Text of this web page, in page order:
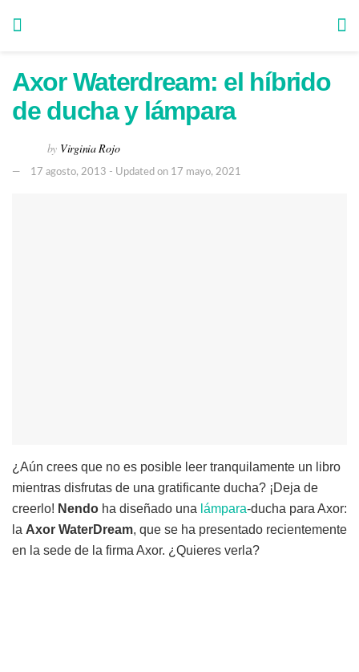
Axor Waterdream: el híbrido
de ducha y lámpara
by Virginia Rojo
17 agosto, 2013 - Updated on 17 mayo, 2021
¿Aún crees que no es posible leer tranquilamente un libro
mientras disfrutas de una gratificante ducha? ¡Deja de
creerlo! Nendo ha diseñado una lámpara-ducha para Axor:
la Axor WaterDream, que se ha presentado recientemente
en la sede de la firma Axor. ¿Quieres verla?